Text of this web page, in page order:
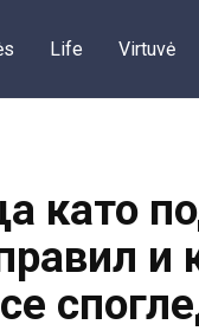
Life Virtuvė
като
и